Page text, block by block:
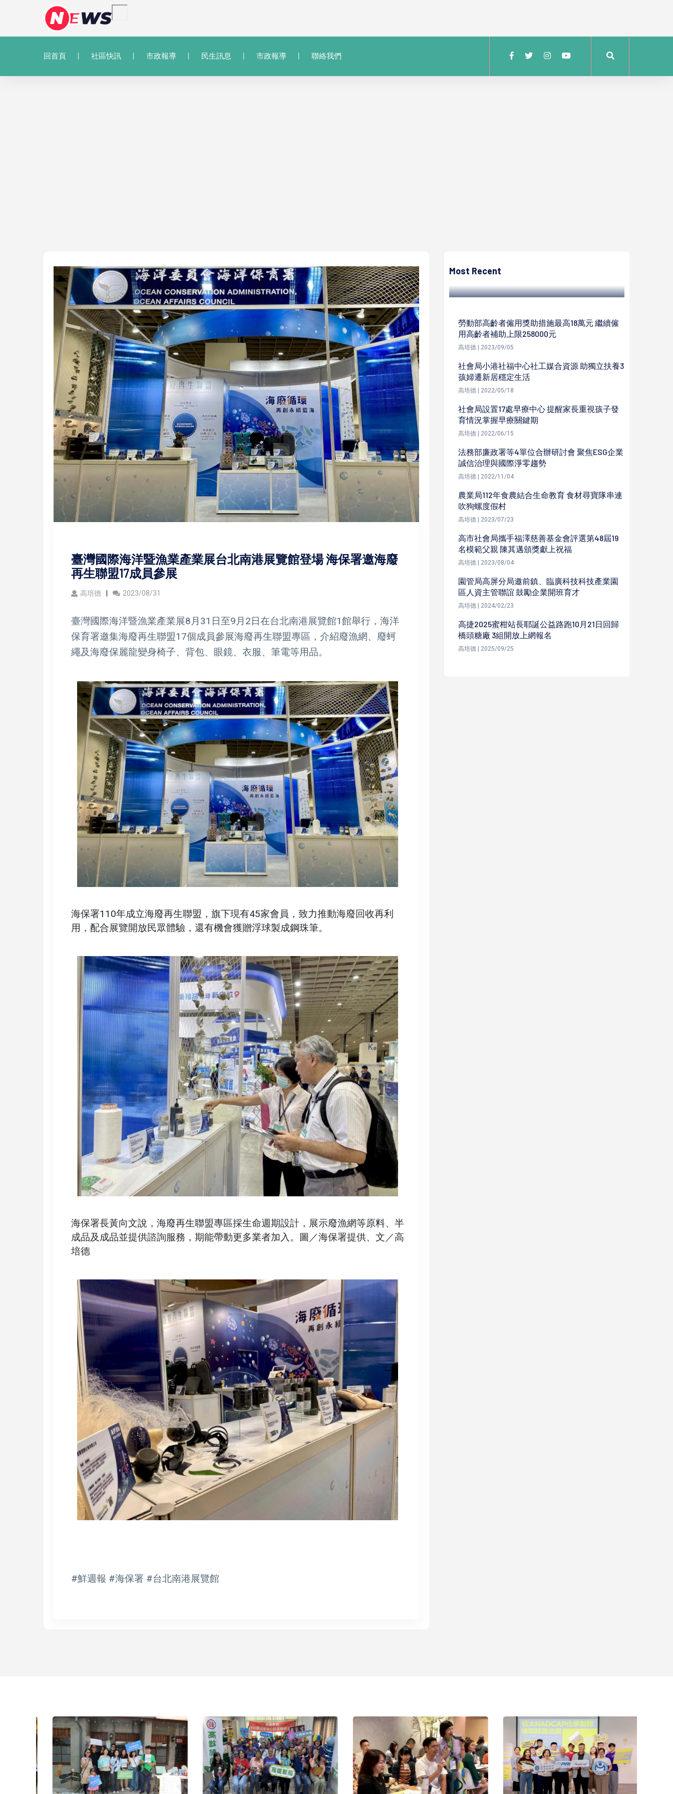
回首頁 社區快訊 市政報導 民生訊息 市政報導 聯絡我們
臺灣國際海洋暨漁業產業展台北南港展覽館登場 海保署邀海廢
再生聯盟17成員參展
高培德 2023/08/31
臺灣國際海洋暨漁業產業展8月31日至9月2日在台北南港展覽館1館舉行，海洋
保育署邀集海廢再生聯盟17個成員參展海廢再生聯盟專區，介紹廢漁網、廢蚵
繩及海廢保麗龍變身椅子、背包、眼鏡、衣服、筆電等用品。
海保署110年成立海廢再生聯盟，旗下現有45家會員，致力推動海廢回收再利
用，配合展覽開放民眾體驗，還有機會獲贈浮球製成鋼珠筆。
海保署長黃向文說，海廢再生聯盟專區採生命週期設計，展示廢漁網等原料、半
成品及成品並提供諮詢服務，期能帶動更多業者加入。圖／海保署提供、文／高
培德
#鮮週報 #海保署 #台北南港展覽館
Most Recent
榮服處偕同社區服務組 關懷榮民〈眷〉長輩
勞動部高齡者僱用獎助措施最高18萬元 繼續僱
用高齡者補助上限258000元
高培德 | 2023/09/05
社會局小港社福中心社工媒合資源 助獨立扶養3
孩婦遷新居穩定生活
高培德 | 2022/05/18
社會局設置17處早療中心 提醒家長重視孩子發
育情況掌握早療關鍵期
高培德 | 2022/06/15
法務部廉政署等4單位合辦研討會 聚焦ESG企業
誠信治理與國際淨零趨勢
高培德 | 2022/11/04
農業局112年食農結合生命教育 食材尋寶隊串連
吹狗螺度假村
高培德 | 2023/07/23
高市社會局攜手福澤慈善基金會評選第48屆19
名模範父親 陳其邁頒獎獻上祝福
高培德 | 2023/08/04
園管局高屏分局邀前鎮、臨廣科技科技產業園
區人資主管聯誼 鼓勵企業開班育才
高培德 | 2024/02/23
高捷2025蜜柑站長耶誕公益路跑10月21日回歸
橋頭糖廠 3組開放上網報名
高培德 | 2025/09/25